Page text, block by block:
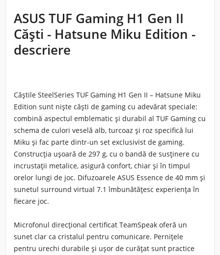
ASUS TUF Gaming H1 Gen II
Căști - Hatsune Miku Edition -
descriere
Căștile SteelSeries TUF Gaming H1 Gen II – Hatsune Miku
Edition sunt niște căști de gaming cu adevărat speciale:
combină aspectul emblematic și durabil al TUF Gaming cu
schema de culori veselă alb, turcoaz și roz specifică lui
Miku și fac parte dintr-un set exclusivist de gaming.
Construcția ușoară de 297 g, cu o bandă de susținere cu
incrustații metalice, asigură confort, chiar și în timpul
orelor lungi de joc. Difuzoarele ASUS Essence de 40 mm și
sunetul surround virtual 7.1 îmbunătățesc experiența în
fiecare joc.
Microfonul direcțional certificat TeamSpeak oferă un
sunet clar ca cristalul pentru comunicare. Pernițele
pentru urechi durabile și ușor de curățat sunt practice